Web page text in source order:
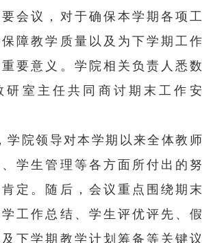
会议，对于确保本学期各项工
障教学质量以及为下学期工作
要意义。学院相关负责人悉数
研室主任共同商讨期末工作安
学院领导对本学期以来全体教师
学生管理等各方面所付出的努
定。随后，会议重点围绕期末
工作总结、学生评优评先、假
下学期教学计划筹备等关键议